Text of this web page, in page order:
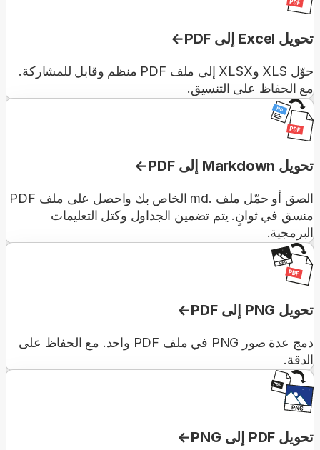
تحويل Excel إلى PDF
حوّل XLS وXLSX إلى ملف PDF منظم وقابل للمشاركة.
مع الحفاظ على التنسيق.
تحويل Markdown إلى PDF
الصق أو حمّل ملف .md الخاص بك واحصل على ملف PDF
منسق في ثوانٍ. يتم تضمين الجداول وكتل التعليمات
البرمجية.
تحويل PNG إلى PDF
دمج عدة صور PNG في ملف PDF واحد. مع الحفاظ على
الدقة.
تحويل PDF إلى PNG